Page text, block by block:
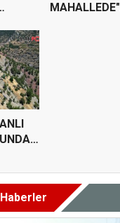
MAHALLEDE"